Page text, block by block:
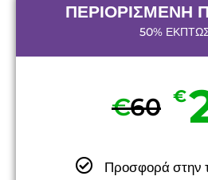
ΠΕΡΙΟΡΙΣΜΕΝΗ
50%
€60 €
Προσφορά στην